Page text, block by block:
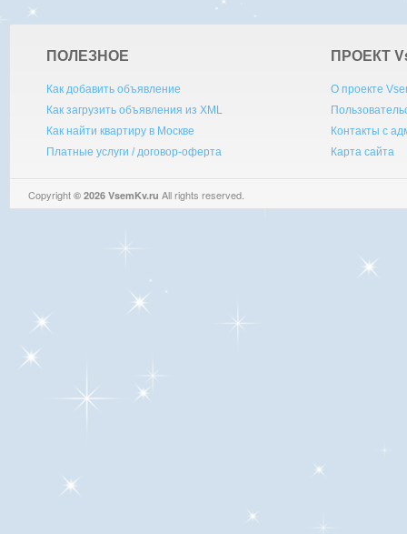
ПОЛЕЗНОЕ
Как добавить объявление
Как загрузить объявления из XML
Как найти квартиру в Москве
Платные услуги / договор-оферта
ПРОЕКТ V
О проекте
Контакты с
Карта сайта
Copyright © 2026 VsemKv.ru All rights reserved.